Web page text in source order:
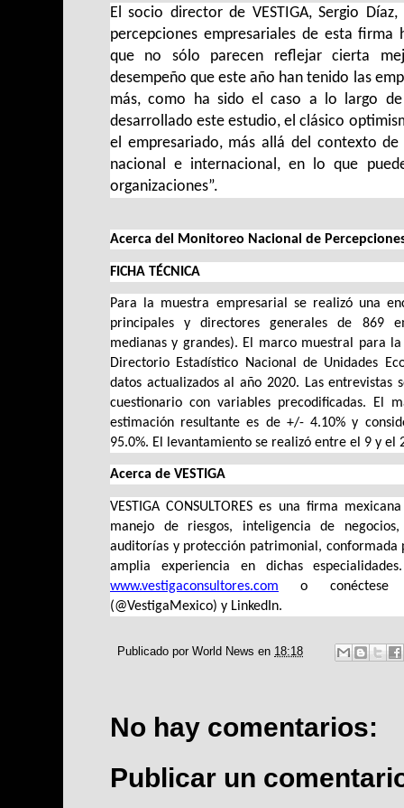
El socio director de VESTIGA, Sergio
percepciones empresariales de esta firma
que no sólo parecen reflejar cierta
desempeño que este año han tenido las
más, como ha sido el caso a lo largo de
desarrollado este estudio, el clásico
el empresariado, más allá del contexto
nacional e internacional, en lo que
organizaciones”.
Acerca del Monitoreo Nacional de
FICHA TÉCNICA
Para la muestra empresarial se realizó una
principales y directores generales de 869
medianas y grandes). El marco muestral para
Directorio Estadístico Nacional de Unidades
datos actualizados al año 2020. Las
cuestionario con variables precodificadas. El
estimación resultante es de +/- 4.10% y
95.0%. El levantamiento se realizó entre el 9 y el
Acerca de VESTIGA
VESTIGA CONSULTORES es una firma
manejo de riesgos, inteligencia de negocios,
auditorías y protección patrimonial, conformada
www.vestigaconsultores.com o conéctese
(@VestigaMexico) y LinkedIn.
Publicado por World News en 18:18
No hay comentarios:
Publicar un